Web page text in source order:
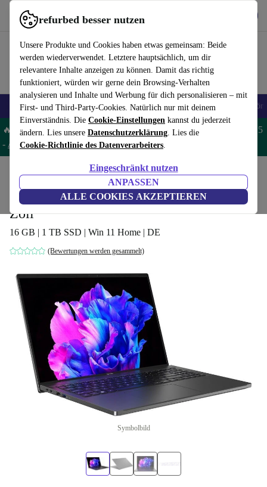
refurbed besser nutzen
Unsere Produkte und Cookies haben etwas gemeinsam: Beide
werden wiederverwendet. Letztere hauptsächlich, um dir
relevantere Inhalte anzeigen zu können. Damit das richtig
funktioniert, würden wir gerne dein Browsing-Verhalten
analysieren und Inhalte und Werbung für dich personalisieren – mit
First- und Third-Party-Cookies. Natürlich nur mit deinem
Einverständnis. Die Cookie-Einstellungen kannst du jederzeit
ändern. Lies unsere Datenschutzerklärung. Lies die
Cookie-Richtlinie des Datenverarbeiters.
Eingeschränkt nutzen
ANPASSEN
ALLE COOKIES AKZEPTIEREN
refurbed schnell und einfach nutzen
🎒 Back to school Handys Laptops Tablets Smartwatches Zubehör
🔥 Spare 5% EXTRA auf MacBooks und iPads – Code: MACPAD5
- AGB
Laptops Acer Laptops
Acer Swift Go SFG16-71 | i5-1335U | 16-
Zoll
16 GB | 1 TB SSD | Win 11 Home | DE
(Bewertungen werden gesammelt)
Symbolbild